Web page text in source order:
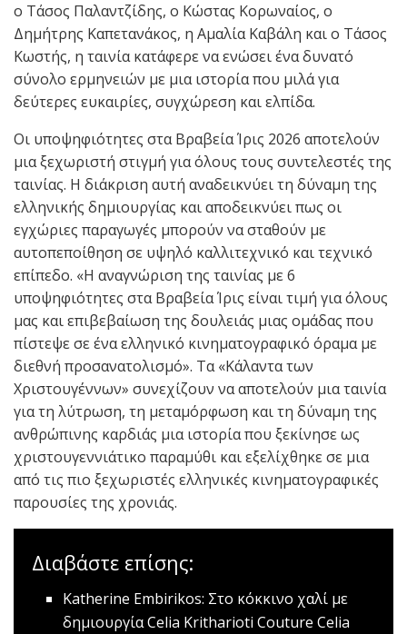
ο Τάσος Παλαντζίδης, ο Κώστας Κορωναίος, ο
Δημήτρης Καπετανάκος, η Αμαλία Καβάλη και ο Τάσος
Κωστής, η ταινία κατάφερε να ενώσει ένα δυνατό
σύνολο ερμηνειών με μια ιστορία που μιλά για
δεύτερες ευκαιρίες, συγχώρεση και ελπίδα.
Οι υποψηφιότητες στα Βραβεία Ίρις 2026 αποτελούν
μια ξεχωριστή στιγμή για όλους τους συντελεστές της
ταινίας. Η διάκριση αυτή αναδεικνύει τη δύναμη της
ελληνικής δημιουργίας και αποδεικνύει πως οι
εγχώριες παραγωγές μπορούν να σταθούν με
αυτοπεποίθηση σε υψηλό καλλιτεχνικό και τεχνικό
επίπεδο. «Η αναγνώριση της ταινίας με 6
υποψηφιότητες στα Βραβεία Ίρις είναι τιμή για όλους
μας και επιβεβαίωση της δουλειάς μιας ομάδας που
πίστεψε σε ένα ελληνικό κινηματογραφικό όραμα με
διεθνή προσανατολισμό». Τα «Κάλαντα των
Χριστουγέννων» συνεχίζουν να αποτελούν μια ταινία
για τη λύτρωση, τη μεταμόρφωση και τη δύναμη της
ανθρώπινης καρδιάς μια ιστορία που ξεκίνησε ως
χριστουγεννιάτικο παραμύθι και εξελίχθηκε σε μια
από τις πιο ξεχωριστές ελληνικές κινηματογραφικές
παρουσίες της χρονιάς.
Διαβάστε επίσης:
Katherine Embirikos: Στο κόκκινο χαλί με
δημιουργία Celia Kritharioti Couture Celia